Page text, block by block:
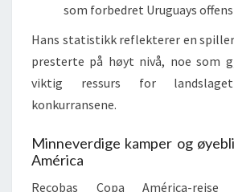
som forbedret Uruguays
Hans statistikk reflekterer en
presterte på høyt nivå, noe som
viktig ressurs for
konkurransene.
Minneverdige kamper og
América
Recobas Copa América-